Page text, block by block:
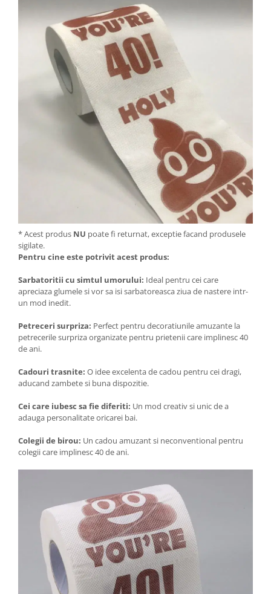
* Acest produs NU poate fi returnat, exceptie facand produsele
sigilate.
Pentru cine este potrivit acest produs:
Sarbatoritii cu simtul umorului: Ideal pentru cei care
apreciaza glumele si vor sa isi sarbatoreasca ziua de nastere intr-
un mod inedit.
Petreceri surpriza: Perfect pentru decoratiunile amuzante la
petrecerile surpriza organizate pentru prietenii care implinesc 40
de ani.
Cadouri trasnite: O idee excelenta de cadou pentru cei dragi,
aducand zambete si buna dispozitie.
Cei care iubesc sa fie diferiti: Un mod creativ si unic de a
adauga personalitate oricarei bai.
Colegii de birou: Un cadou amuzant si neconventional pentru
colegii care implinesc 40 de ani.